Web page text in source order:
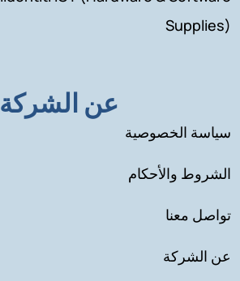
Supplies)
عن الشركة
سياسة الخصوصية
الشروط والأحكام
تواصل معنا
عن الشركة